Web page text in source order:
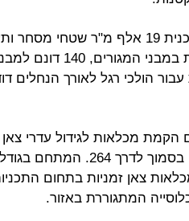
עבור הולכי רגל לאורך הנחלים
הקמת מכלאות לגידול עדרי
צאן זמניות בתחום
המתגוררת באזור.